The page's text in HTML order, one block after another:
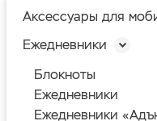
Аксессуары для
Ежедневники
Блокноты
Ежедневники
Ежедневники